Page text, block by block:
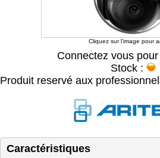
Cliquez sur l'image pour
Connectez vous
Stock :
Produit reservé aux
Caractéristiques